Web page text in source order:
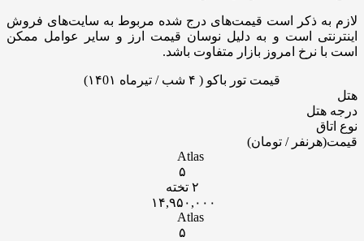
لازم به ذکر است قیمت‌های درج شده مربوط به سایت‌های فروش
اینترنتی است و به دلیل نوسان قیمت‌ ارز و سایر عوامل ممکن
است با نرخ امروز بازار متفاوت باشد.
قیمت تور باکو ( ۴ شب / تیرماه ۱۴0۱)
هتل
درجه هتل
نوع اتاق
قیمت(هرنفر / تومان)
Atlas
۵
۲ تخته
۱۴,۹۵۰,۰۰۰
Atlas
۵